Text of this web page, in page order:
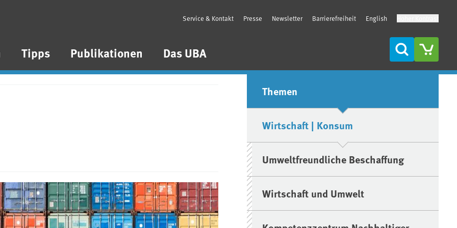
Tipps Publikationen Das UBA
Service & Kontakt Presse Newsletter Barrierefreiheit English
Suche
Seitenleiste
Themen
Wirtschaft | Konsum
Umweltfreundliche Beschaffung
Wirtschaft und Umwelt